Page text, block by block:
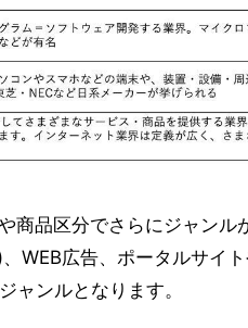
商品区分でさらにジャンル
WEB広告、ポータルサイ
ャンルとなります。